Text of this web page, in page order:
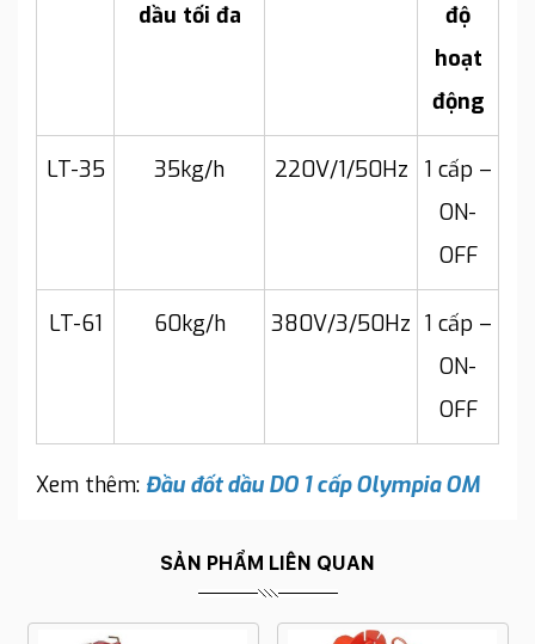
dầu tối đa
độ
hoạt
động
LT-35 35kg/h 220V/1/50Hz
1 cấp –
ON-
OFF
LT-61 60kg/h 380V/3/50Hz 1 cấp –
ON-
OFF
Xem thêm: Đầu đốt dầu DO 1 cấp Olympia OM
SẢN PHẨM LIÊN QUAN